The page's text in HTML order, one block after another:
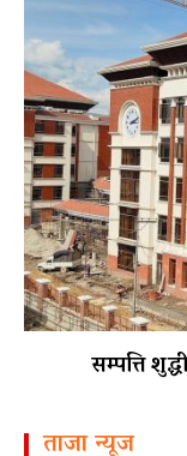
सम्पत्ति
ताजा न्यूज